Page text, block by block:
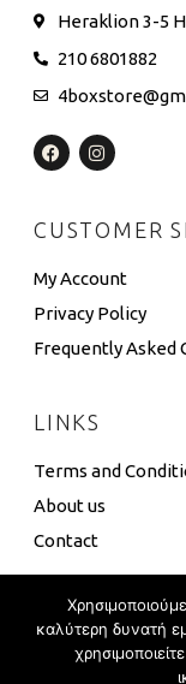
Heraklion 3-5
210 6801882
CUSTOMER
My Account
Privacy Policy
Frequently Asked
LINKS
Terms and
About us
Contact
4 Box ©
καλύτερη δυνατή